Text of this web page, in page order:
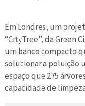
Em Londres, um
“CityTree”, da Green
um banco compacto
solucionar a poluição
espaço que 275
capacidade de